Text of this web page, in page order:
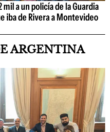
a un policía de la Guardia
iba de Rivera a Montevideo
ARGENTINA